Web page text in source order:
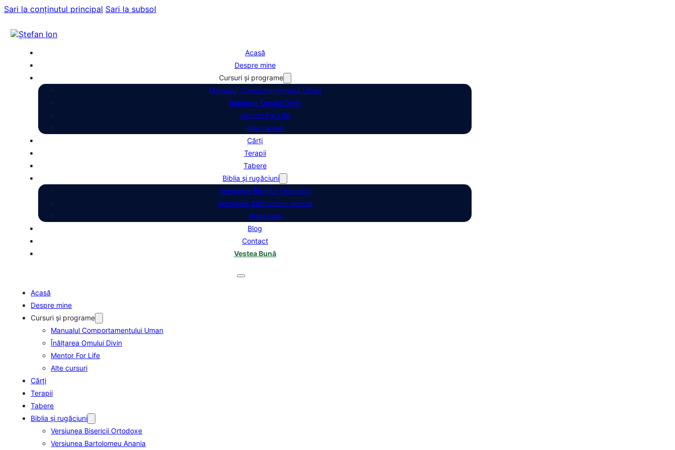
Sari la conținutul principal Sari la subsol
Acasă
Despre mine
Cursuri şi programe
Manualul Comportamentului Uman
Înălţarea Omului Divin
Mentor For Life
Alte cursuri
Cărți
Terapii
Tabere
Biblia şi rugăciuni
Versiunea Bisericii Ortodoxe
Versiunea Bartolomeu Anania
Rugăciuni
Blog
Contact
Vestea Bună
Acasă
Despre mine
Cursuri şi programe
Manualul Comportamentului Uman
Înălţarea Omului Divin
Mentor For Life
Alte cursuri
Cărți
Terapii
Tabere
Biblia şi rugăciuni
Versiunea Bisericii Ortodoxe
Versiunea Bartolomeu Anania